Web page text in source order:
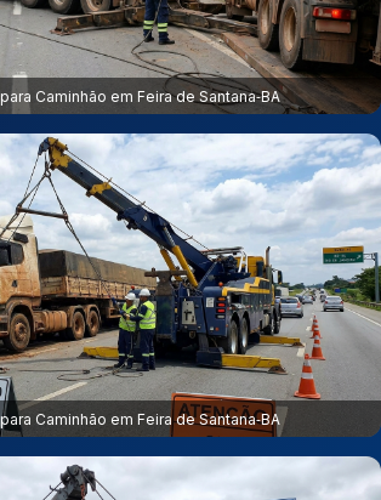
Caminhão em Feira de Santana‑BA
Caminhão em Feira de Santana‑BA